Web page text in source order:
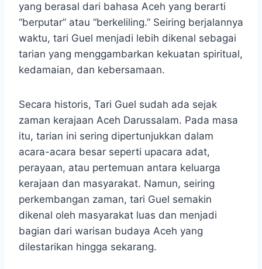
yang berasal dari bahasa Aceh yang berarti
“berputar” atau “berkeliling.” Seiring berjalannya
waktu, tari Guel menjadi lebih dikenal sebagai
tarian yang menggambarkan kekuatan spiritual,
kedamaian, dan kebersamaan.
Secara historis, Tari Guel sudah ada sejak
zaman kerajaan Aceh Darussalam. Pada masa
itu, tarian ini sering dipertunjukkan dalam
acara-acara besar seperti upacara adat,
perayaan, atau pertemuan antara keluarga
kerajaan dan masyarakat. Namun, seiring
perkembangan zaman, tari Guel semakin
dikenal oleh masyarakat luas dan menjadi
bagian dari warisan budaya Aceh yang
dilestarikan hingga sekarang.